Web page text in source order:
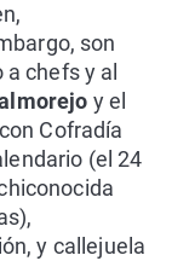
son
chefs y al
y el
Cofradía
(el 24
y callejuela